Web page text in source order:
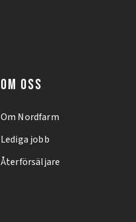
OM OSS
Om Nordfarm
Lediga jobb
Återförsäljare